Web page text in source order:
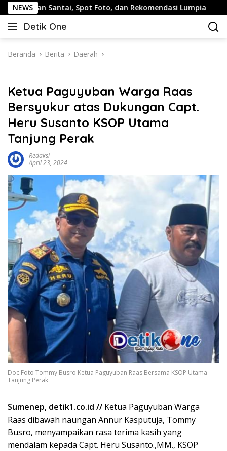
Langsung
ke
konten
NEWS
Santai, Spot Foto, dan Rekomendasi Lumpia
Detik One
Tajam
Fakta
Beranda Berita Daerah
Ketua Paguyuban Warga Raas
Bersyukur atas Dukungan Capt.
Heru Susanto KSOP Utama
Tanjung Perak
Redaksi
April 23, 2024
Doc.Foto Tommy Busro Ketua Paguyuban Raas Bersama KSOP Utama
Tanjung Perak
Sumenep, detik1.co.id // Ketua Paguyuban Warga
Raas dibawah naungan Annur Kasputuja, Tommy
Busro, menyampaikan rasa terima kasih yang
mendalam kepada Capt. Heru Susanto.,MM., KSOP